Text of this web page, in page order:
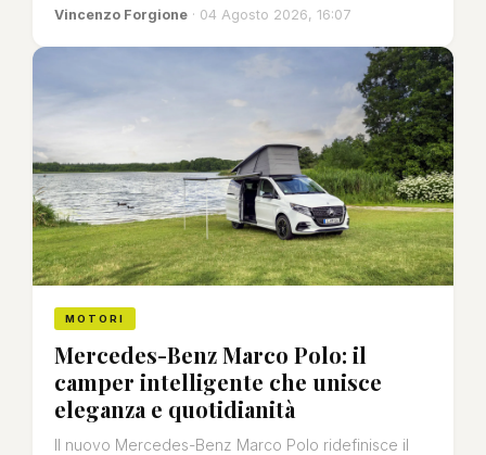
Vincenzo Forgione · 04 Agosto 2026, 16:07
MOTORI
Mercedes-Benz Marco Polo: il
camper intelligente che unisce
eleganza e quotidianità
Il nuovo Mercedes-Benz Marco Polo ridefinisce il